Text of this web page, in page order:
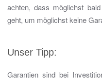
achten, dass möglichst
geht, um möglichst keine
Unser Tipp:
Garantien sind bei